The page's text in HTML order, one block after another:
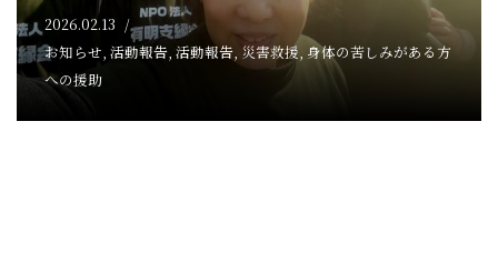
2026.02.13
お知らせ, 活動報告, 活動報告, 災害救援, 身体の苦しみがある方
への援助